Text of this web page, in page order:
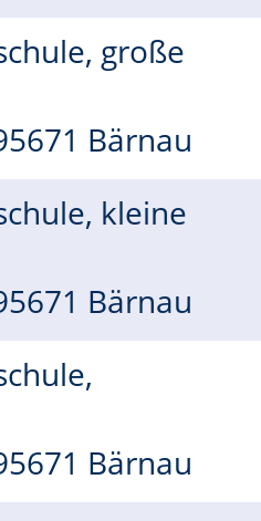
große
Bärnau
kleine
Bärnau
Bärnau